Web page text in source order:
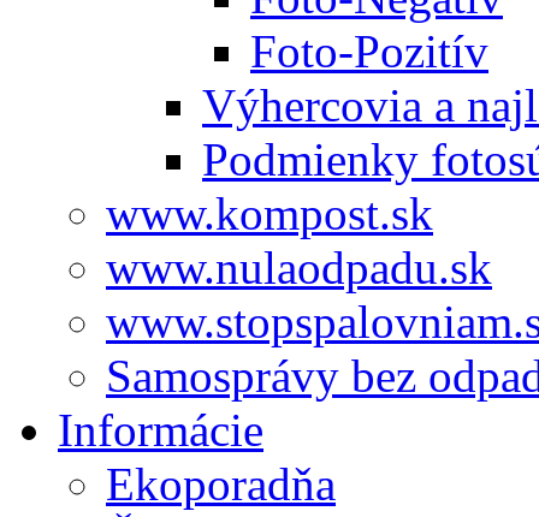
Foto-Pozitív
Výhercovia a
Podmienky
www.kompost.sk
www.nulaodpadu.sk
Samosprávy bez
Informácie
Ekoporadňa